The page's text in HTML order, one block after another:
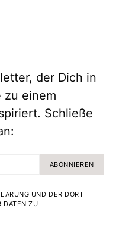
der Dich in
zu einem
Schließe
ABONNIEREN
UND DER DORT
DATEN ZU